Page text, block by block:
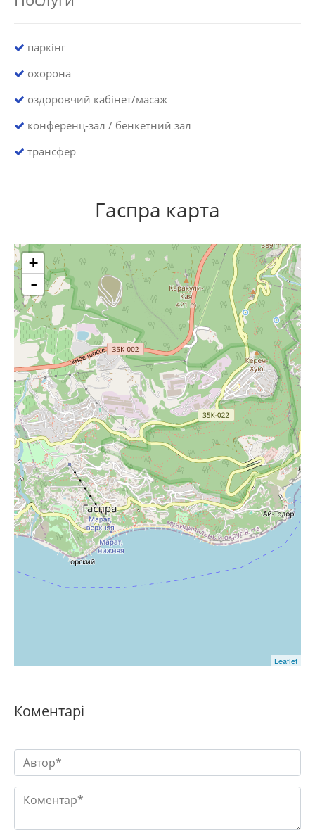
паркінг
охорона
оздоровчий кабінет/масаж
конференц-зал / бенкетний зал
трансфер
Гаспра карта
+
-
Leaflet
Коментарі